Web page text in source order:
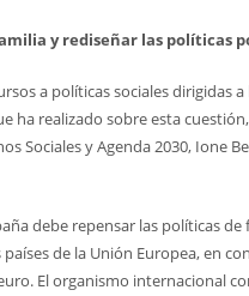
y rediseñar las políticas
a políticas sociales dirigidas a
ha realizado sobre esta
Sociales y Agenda 2030, Ione
debe repensar las políticas
de la Unión Europea, en
El organismo internacional